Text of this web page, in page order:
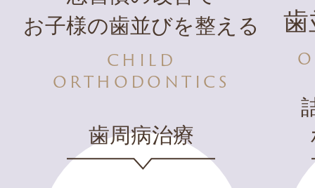
お子様の歯並びを整える
CHILD
ORTHODONTICS
歯
歯周病治療